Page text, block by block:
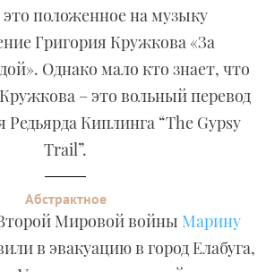
положенное на музыку
Григория Кружкова «За
Однако мало кто знает, что
– это вольный перевод
Редьярда Киплинга “The Gypsy
Trail”.
Абстрактное
Мировой войны Марину
в эвакуацию в город Елабуга,